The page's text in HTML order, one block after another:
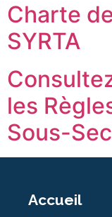
Charte
SYRTA
les
Sous-
Accueil